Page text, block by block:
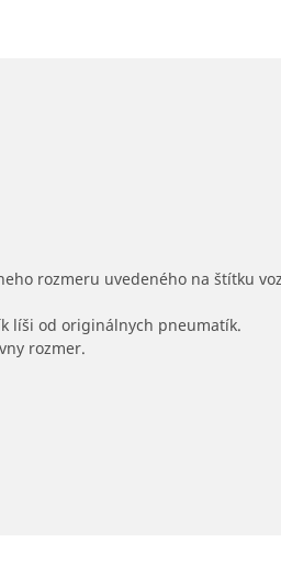
rozmeru uvedeného na štítku
líši od originálnych pneumatík.
rozmer.